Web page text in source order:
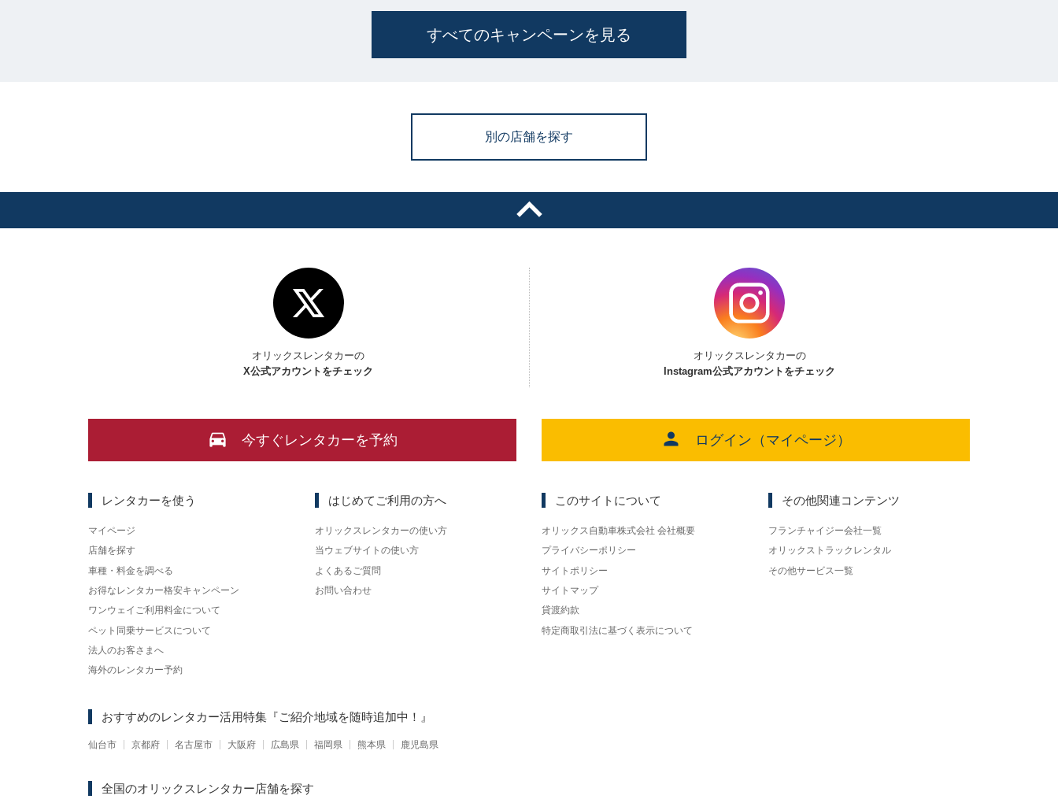
すべてのキャンペーンを見る
別の店舗を探す
オリックスレンタカーの
X公式アカウントをチェック
オリックスレンタカーの
Instagram公式アカウントをチェック
今すぐレンタカーを予約 ログイン（マイページ）
レンタカーを使う
マイページ
店舗を探す
車種・料金を調べる
お得なレンタカー格安キャンペーン
ワンウェイご利用料金について
ペット同乗サービスについて
法人のお客さまへ
海外のレンタカー予約
はじめてご利用の方へ
オリックスレンタカーの使い方
当ウェブサイトの使い方
よくあるご質問
お問い合わせ
このサイトについて
オリックス自動車株式会社 会社概要
プライバシーポリシー
サイトポリシー
サイトマップ
貸渡約款
特定商取引法に基づく表示について
その他関連コンテンツ
フランチャイジー会社一覧
オリックストラックレンタル
その他サービス一覧
おすすめのレンタカー活用特集 『ご紹介地域を随時追加中！』
仙台市 京都府 名古屋市 大阪府 広島県 福岡県 熊本県 鹿児島県
全国のオリックスレンタカー店舗を探す